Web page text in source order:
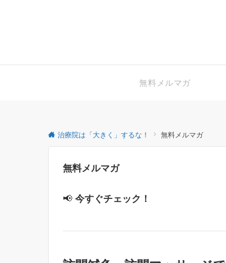
無料メルマガ
治療院は「大きく」するな！ 無料メルマガ
無料メルマガ
📢 今すぐチェック！